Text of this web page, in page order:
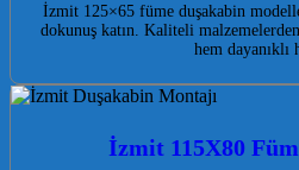
İzmit 125×65 füme duşakabin
dokunuş katın. Kaliteli
hem dayanıklı
İzmit 115X80